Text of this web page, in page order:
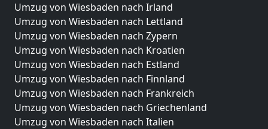
Umzug von Wiesbaden nach Irland
Umzug von Wiesbaden nach Lettland
Umzug von Wiesbaden nach Zypern
Umzug von Wiesbaden nach Kroatien
Umzug von Wiesbaden nach Estland
Umzug von Wiesbaden nach Finnland
Umzug von Wiesbaden nach Frankreich
Umzug von Wiesbaden nach Griechenland
Umzug von Wiesbaden nach Italien